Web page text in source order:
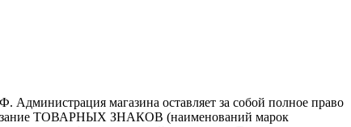
магазина оставляет за собой полное право
ТОВАРНЫХ ЗНАКОВ (наименований марок